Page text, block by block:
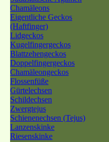
Chamäleons
Eigentliche Geckos
(Haftfinger)
Lidgeckos
Kugelfingergeckos
Blattzehengeckos
Doppelfingergeckos
Chamäleongeckos
Flossenfüße
Gürtelechsen
Schildechsen
Zwergtejus
Schienenechsen (Tejus)
Lanzenskinke
Riesenskinke